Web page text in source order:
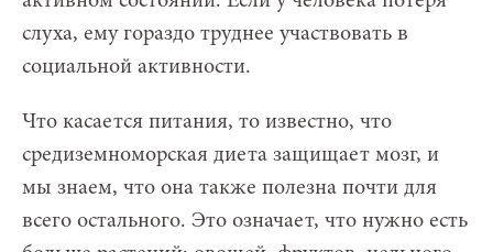
слуха, ему гораздо труднее участвовать в
социальной активности.
Что касается питания, то известно, что
средиземноморская диета защищает мозг, и
мы знаем, что она также полезна почти для
всего остального. Это означает, что нужно есть